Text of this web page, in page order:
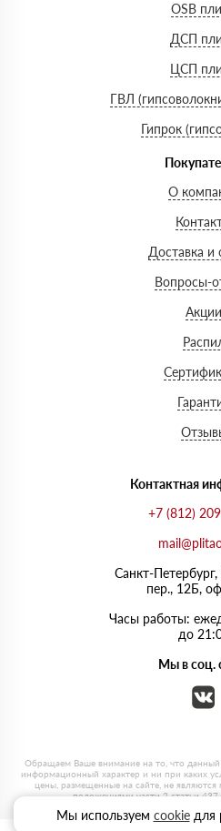
OSB
ДСП
ЦСП
ГВЛ
Гипрок
О
Доставка и
Вопросы-
Акции
Контактная
+7 (812)
Санкт-
пер., 12Б,
Часы работы:
до
Мы в соц.
Мы используем cookieдля